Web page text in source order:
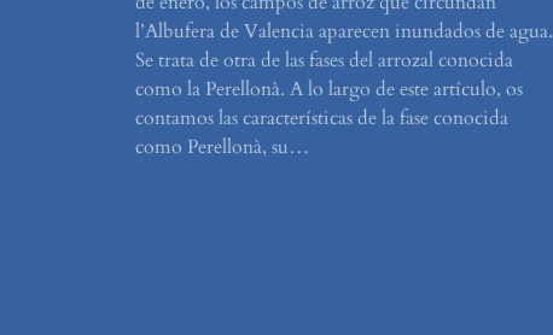
l’Albufera de Valencia aparecen inundados de agua.
Se trata de otra de las fases del arrozal conocida
como la Perellonà. A lo largo de este artículo, os
contamos las características de la fase conocida
como Perellonà, su…